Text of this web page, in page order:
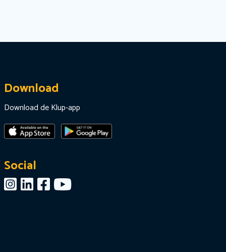
Download
Download de Klup-app
Social